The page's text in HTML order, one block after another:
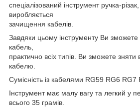
спеціалізований інструмент ручка-
виробляється
зачищення кабелів.
Завдяки цьому інструменту Ви зможете
кабель,
практично всіх типів. Ви зможете зняти
кабелю.
Сумісність із кабелями RG59 RG6 RG7
Інструмент має малу вагу та легкий у
всього 35 грамів.